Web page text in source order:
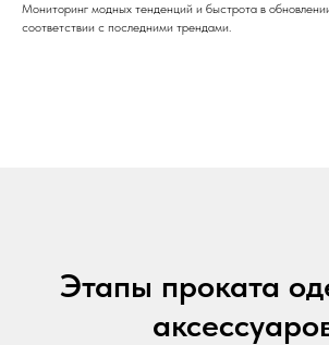
Мониторинг модных тенденций и быстрота в
соответствии с последними трендами.
Этапы проката